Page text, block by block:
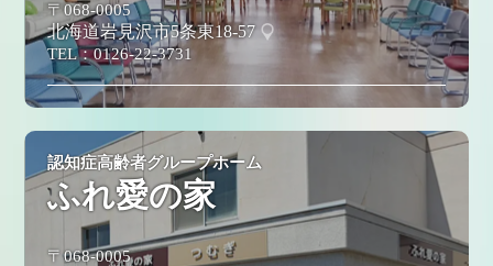
〒068-0005
北海道岩見沢市5条東18-57
TEL：0126-22-3731
認知症高齢者グループホーム
ふれ愛の家
〒068-0005